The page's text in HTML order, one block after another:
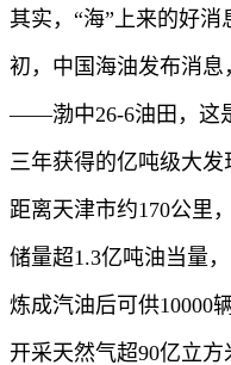
其实，“海”上来的好消
初，中国海油发布消
——渤中26-6油田，这
三年获得的亿吨级大发
距离天津市约170公里
储量超1.3亿吨油当量
炼成汽油后可供10000
开采天然气超90亿立